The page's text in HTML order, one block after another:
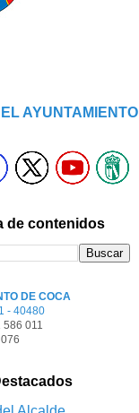
EL AYUNTAMIENTO
de contenidos
DE COCA
- 40480
586 011